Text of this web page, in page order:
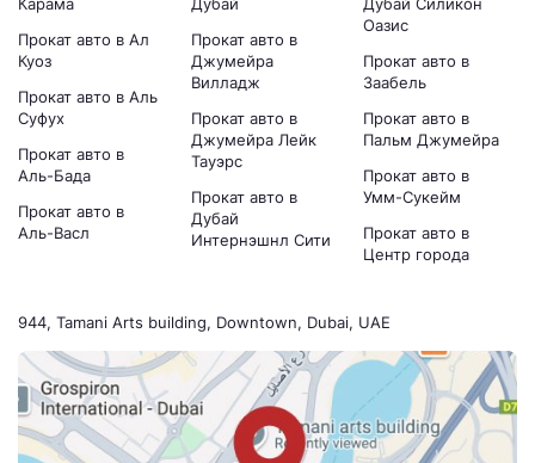
944, Tamani Arts building, Downtown, Dubai, UAE
Прокат авто в Ал
Куоз
Прокат авто в Аль
Суфух
Прокат авто в
Аль-Бада
Прокат авто в
Аль-Васл
Прокат авто в
Джумейра
Вилладж
Прокат авто в
Джумейра Лейк
Тауэрс
Прокат авто в
Дубай
Интернэшнл Сити
Оазис
Прокат авто в
Заабель
Прокат авто в
Пальм Джумейра
Прокат авто в
Умм-Сукейм
Прокат авто в
Центр города